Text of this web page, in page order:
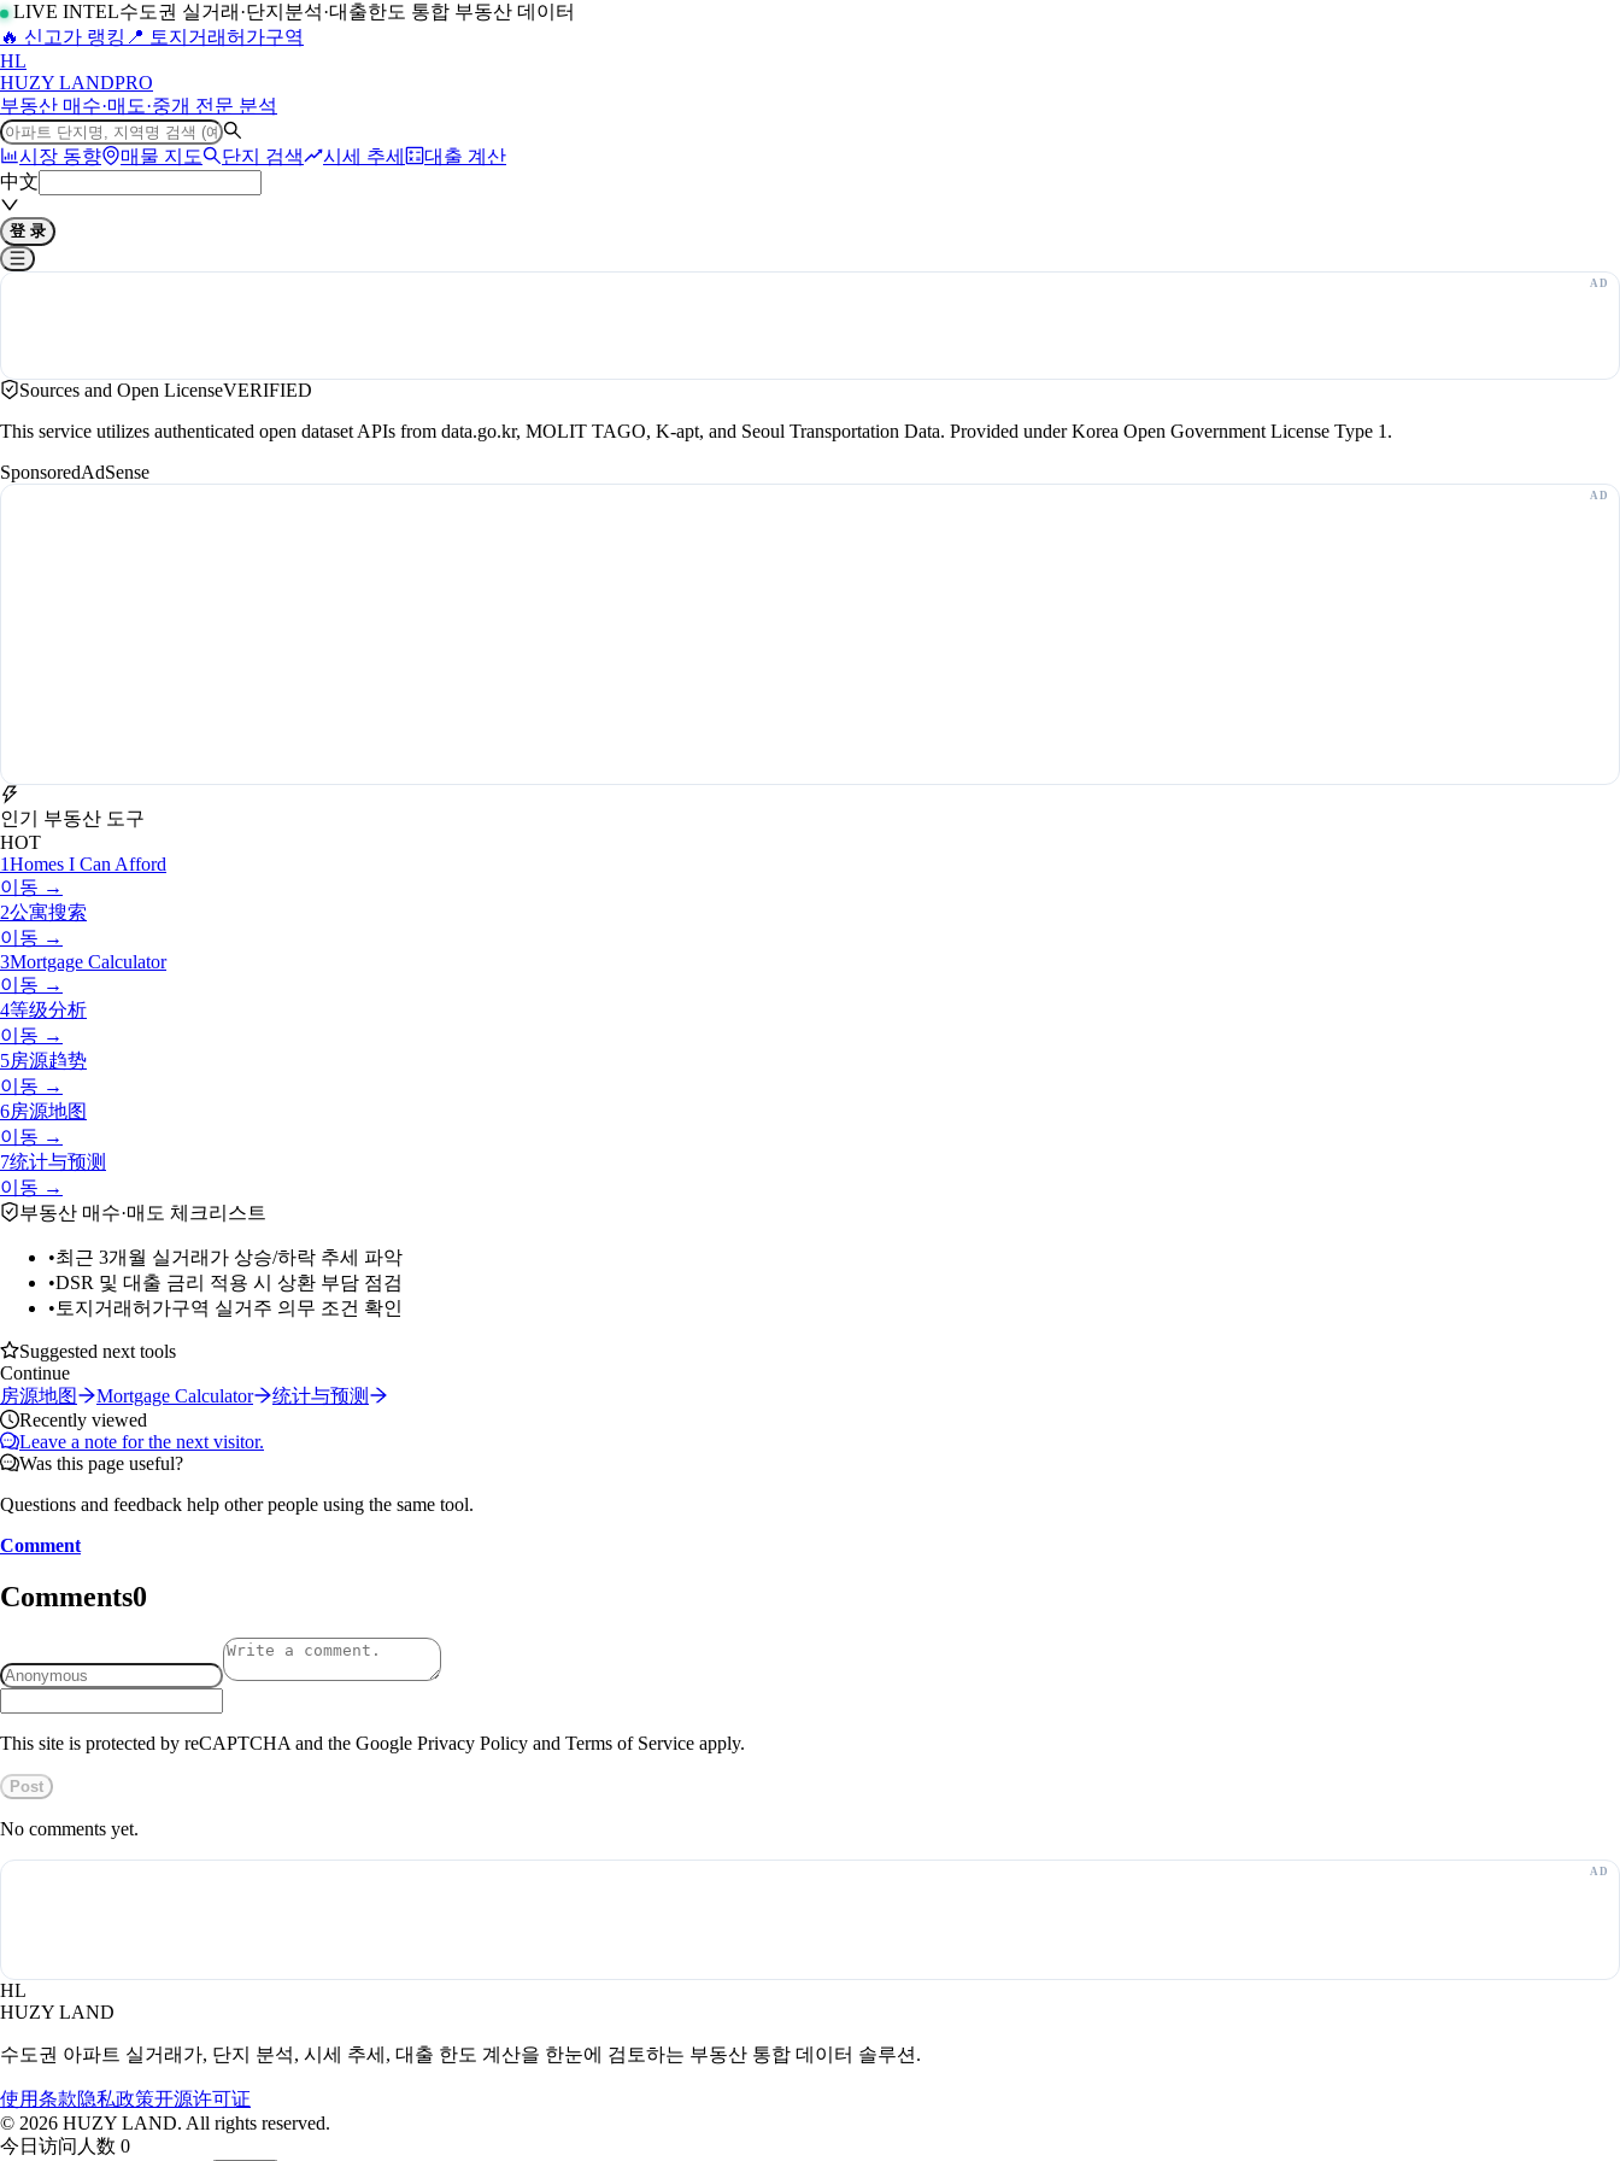
LIVE INTEL수도권 실거래·단지분석·대출한도 통합 부동산 데이터
🔥 신고가 랭킹 📍 토지거래허가구역
HL
HUZY LANDPRO
부동산 매수·매도·중개 전문 분석
시장 동향 매물 지도 단지 검색 시세 추세
대출 계산
中文
登 录
Sources and Open LicenseVERIFIED
This service utilizes authenticated open dataset APIs from data.go.kr, MOLIT TAGO, K-apt, and Seoul Transportation Data. Provided under Korea Open Government License Type 1.
SponsoredAdSense
인기 부동산 도구
HOT
1Homes I Can Afford
이동 →
2公寓搜索
이동 →
3Mortgage Calculator
이동 →
4等级分析
이동 →
5房源趋势
이동 →
6房源地图
이동 →
7统计与预测
이동 →
부동산 매수·매도 체크리스트
•최근 3개월 실거래가 상승/하락 추세 파악
•DSR 및 대출 금리 적용 시 상환 부담 점검
• 토지거래허가구역 실거주 의무 조건 확인
Suggested next tools
Continue
房源地图
Mortgage Calculator
统计与预测
Recently viewed
Leave a note for the next visitor.
Was this page useful?
Questions and feedback help other people using the same tool.
Comment
Comments0
This site is protected by reCAPTCHA and the Google Privacy Policy and Terms of Service apply.
Post
No comments yet.
HL
HUZY LAND
수도권 아파트 실거래가, 단지 분석, 시세 추세, 대출 한도 계산을 한눈에 검토하는 부동산 통합 데이터 솔루션.
使用条款隐私政策开源许可证
© 2026 HUZY LAND. All rights reserved.
今日访问人数 0